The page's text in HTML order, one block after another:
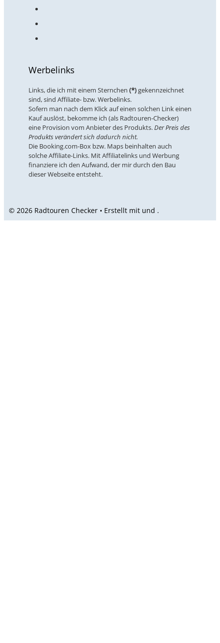
Werbelinks
Links, die ich mit einem Sternchen (*)gekennzeichnet
sind, sind Affiliate- bzw. Werbelinks.
Sofern man nach dem Klick auf einen solchen Link einen
Kauf auslöst, bekomme ich (als Radtouren-Checker)
eine Provision vom Anbieter des Produkts.Der Preis des
Produkts verändert sich dadurch nicht.
Die Booking.com-Box bzw. Maps beinhalten auch
solche Affiliate-Links. Mit Affiliatelinks und Werbung
finanziere ich den Aufwand, der mir durch den Bau
dieser Webseite entsteht.
© 2026 Radtouren Checker • Erstellt mit und .